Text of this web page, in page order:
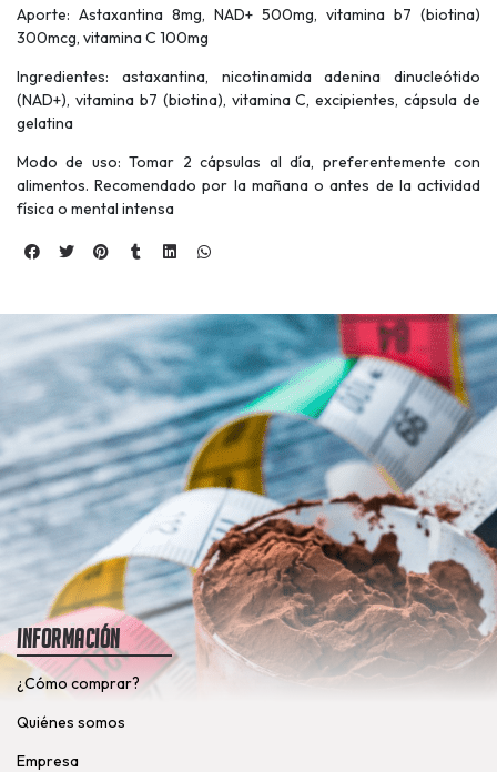
Aporte: Astaxantina 8mg, NAD+ 500mg, vitamina b7 (biotina)
300mcg, vitamina C 100mg
Ingredientes: astaxantina, nicotinamida adenina dinucleótido
(NAD+), vitamina b7 (biotina), vitamina C, excipientes, cápsula de
gelatina
Modo de uso: Tomar 2 cápsulas al día, preferentemente con
alimentos. Recomendado por la mañana o antes de la actividad
física o mental intensa
Información
¿Cómo comprar?
Quiénes somos
Empresa